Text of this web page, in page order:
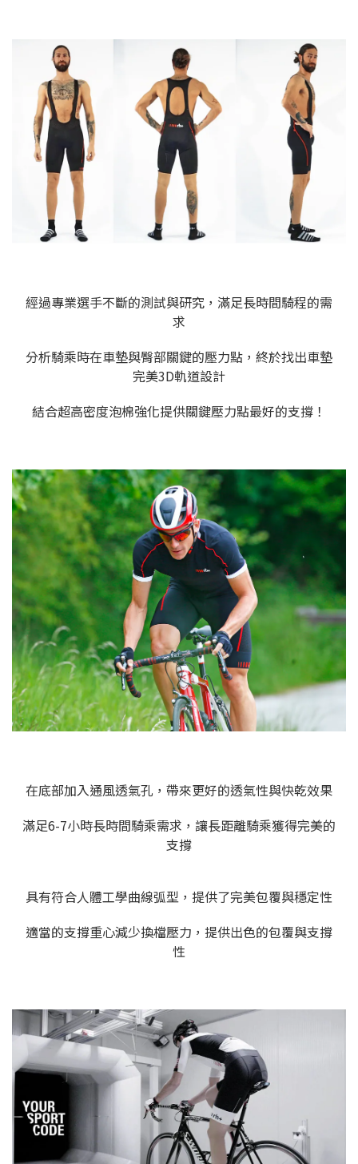
經過專業選手不斷的測試與研究，滿足長時間騎程的需
求
分析騎乘時在車墊與臀部關鍵的壓力點，終於找出車墊
完美3D軌道設計
結合超高密度泡棉強化提供關鍵壓力點最好的支撐！
在底部加入通風透氣孔，帶來更好的透氣性與快乾效果
滿足6-7小時長時間騎乘需求， 讓長距離騎乘獲得完美的
支撐
具有符合人體工學曲線弧型，提供了完美包覆與穩定性
適當的支撐重心減少換檔壓力，提供出色的包覆與支撐
性